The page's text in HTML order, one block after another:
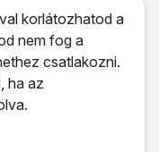
korlátozhatod a
nem fog a
csatlakozni.
ha az